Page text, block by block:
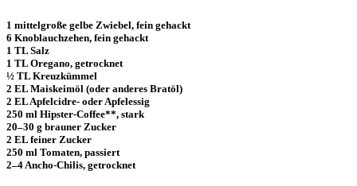
1 mittelgroße gelbe Zwiebel, fein gehackt
6 Knoblauchzehen, fein gehackt
1 TL Salz
1 TL Oregano, getrocknet
½ TL Kreuzkümmel
2 EL Maiskeimöl (oder anderes Bratöl)
2 EL Apfelcidre- oder Apfelessig
250 ml Hipster-Coffee**, stark
20–30 g brauner Zucker
2 EL feiner Zucker
250 ml Tomaten, passiert
2–4 Ancho-Chilis, getrocknet